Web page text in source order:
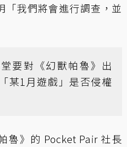
「我們將會進行調查，並
要對《幻獸帕魯》出
某1月遊戲」是否侵權
魯》的 Pocket Pair 社長